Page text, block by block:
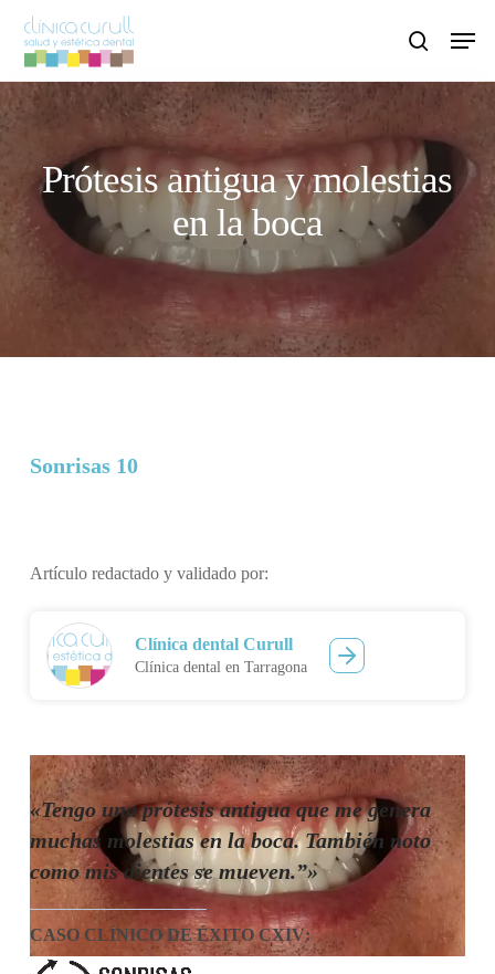
content
search
Menu
Prótesis antigua y molestias
en la boca
Sonrisas 10
Artículo redactado y validado por:
Clínica dental Curull
Clínica dental en Tarragona
«Tengo una prótesis antigua que me genera
muchas molestias en la boca. También noto
como mis dientes se mueven.”»
CASO CLÍNICO DE ÉXITO CXIV: